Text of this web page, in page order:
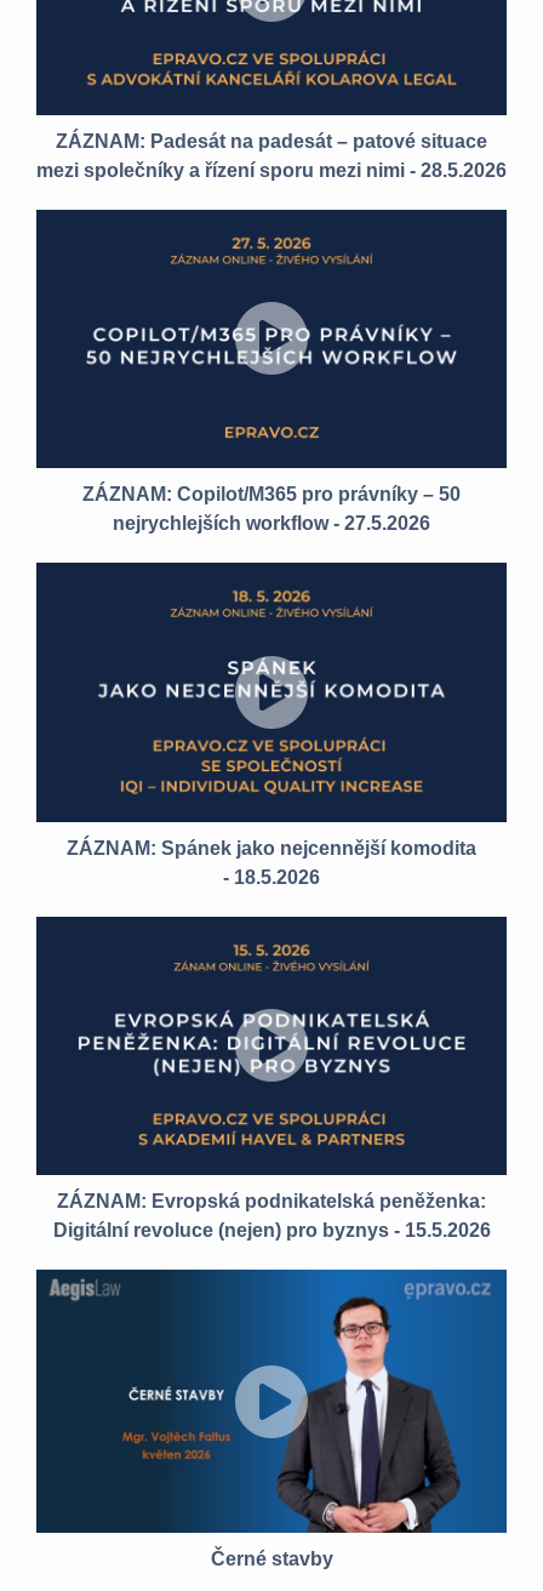
ZÁZNAM: Padesát na padesát – patové situace
mezi společníky a řízení sporu mezi nimi - 28.5.2026
ZÁZNAM: Copilot/M365 pro právníky – 50
nejrychlejších workflow - 27.5.2026
ZÁZNAM: Spánek jako nejcennější komodita
- 18.5.2026
ZÁZNAM: Evropská podnikatelská peněženka:
Digitální revoluce (nejen) pro byznys - 15.5.2026
Černé stavby